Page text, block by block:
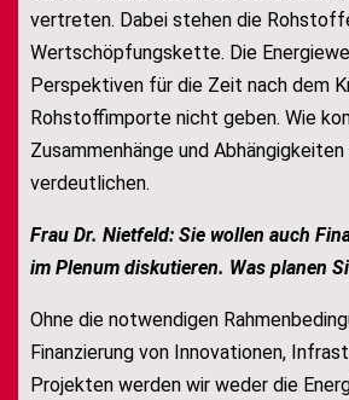
vertreten. Dabei stehen die
Wertschöpfungskette. Die
Perspektiven für die Zeit nach dem
Rohstoffimporte nicht geben. Wie
Zusammenhänge und
verdeutlichen.
Frau Dr. Nietfeld: Sie wollen auch
im Plenum diskutieren. Was planen
Ohne die notwendigen
Finanzierung von Innovationen,
Projekten werden wir weder die